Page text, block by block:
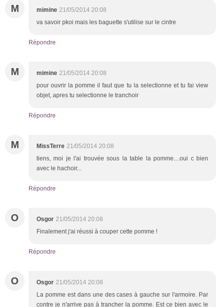
M mimine 21/05/2014 20:08
va savoir pkoi mais les baguette s'utilise sur le cintre
Répondre
M mimine 21/05/2014 20:08
pour ouvrir la pomme il faut que tu la selectionne et tu fai view
objet, apres tu selectionne le tranchoir
Répondre
M MissTerre 21/05/2014 20:08
tiens, moi je l'ai trouvée sous la table la pomme....oui c bien
avec le hachoir...
Répondre
O Osgor 21/05/2014 20:08
Finalement j'ai réussi à couper cette pomme !
Répondre
O Osgor 21/05/2014 20:08
La pomme est dans une des cases à gauche sur l'armoire. Par
contre je n'arrive pas à trancher la pomme. Est ce bien avec le